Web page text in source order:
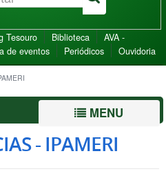
Tesouro Biblioteca
AVA -
de eventos Periódicos Ouvidoria
MENU
- IPAMERI